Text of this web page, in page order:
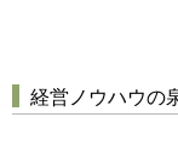
経営ノウハウの